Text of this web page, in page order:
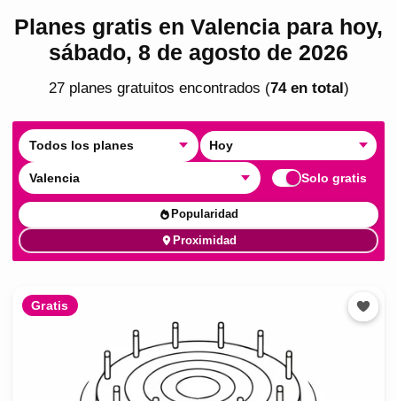
Planes gratis en Valencia para hoy,
sábado, 8 de agosto de 2026
27planes gratuitos encontrados (74en total )
Todos los planes Hoy
Valencia Solo gratis
Popularidad
Proximidad
Gratis